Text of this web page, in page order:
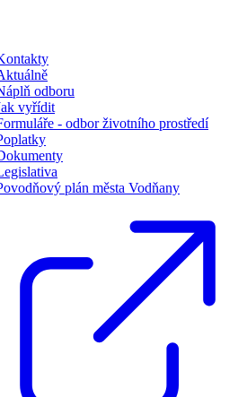
odboru
vyřídit
- odbor životního prostředí
plán města Vodňany